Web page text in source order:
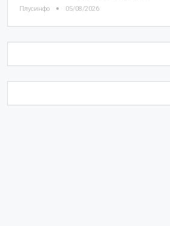
Плусинфо 05/08/2026